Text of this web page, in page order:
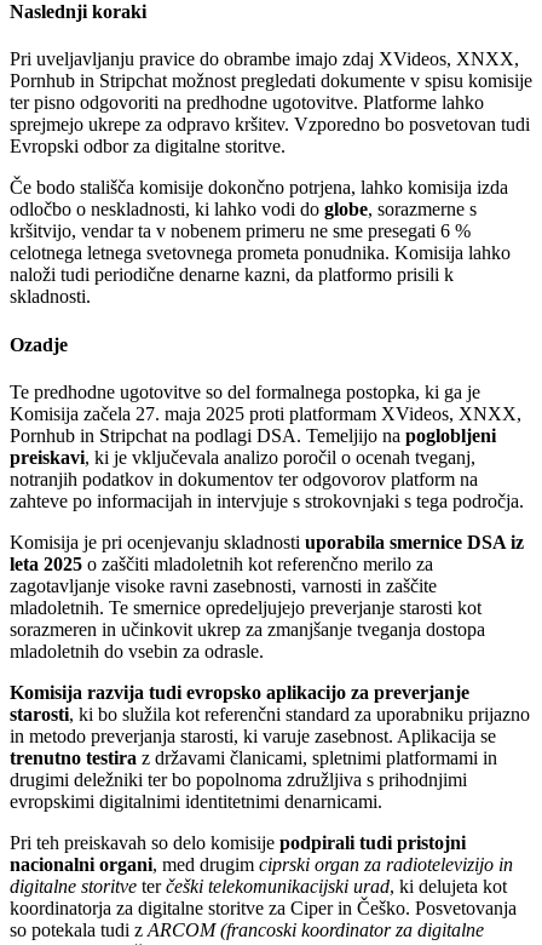
Naslednji koraki
Pri uveljavljanju pravice do obrambe imajo zdaj XVideos, XNXX,
Pornhub in Stripchat možnost pregledati dokumente v spisu komisije
ter pisno odgovoriti na predhodne ugotovitve. Platforme lahko
sprejmejo ukrepe za odpravo kršitev. Vzporedno bo posvetovan tudi
Evropski odbor za digitalne storitve.
Če bodo stališča komisije dokončno potrjena, lahko komisija izda
odločbo o neskladnosti, ki lahko vodi do globe, sorazmerne s
kršitvijo, vendar ta v nobenem primeru ne sme presegati 6 %
celotnega letnega svetovnega prometa ponudnika. Komisija lahko
naloži tudi periodične denarne kazni, da platformo prisili k
skladnosti.
Ozadje
Te predhodne ugotovitve so del formalnega postopka, ki ga je
Komisija začela 27. maja 2025 proti platformam XVideos, XNXX,
Pornhub in Stripchat na podlagi DSA. Temeljijo na poglobljeni
preiskavi, ki je vključevala analizo poročil o ocenah tveganj,
notranjih podatkov in dokumentov ter odgovorov platform na
zahteve po informacijah in intervjuje s strokovnjaki s tega področja.
Komisija je pri ocenjevanju skladnosti uporabila smernice DSA iz
leta 2025 o zaščiti mladoletnih kot referenčno merilo za
zagotavljanje visoke ravni zasebnosti, varnosti in zaščite
mladoletnih. Te smernice opredeljujejo preverjanje starosti kot
sorazmeren in učinkovit ukrep za zmanjšanje tveganja dostopa
mladoletnih do vsebin za odrasle.
Komisija razvija tudi evropsko aplikacijo za preverjanje
starosti, ki bo služila kot referenčni standard za uporabniku prijazno
in metodo preverjanja starosti, ki varuje zasebnost. Aplikacija se
trenutno testira z državami članicami, spletnimi platformami in
drugimi deležniki ter bo popolnoma združljiva s prihodnjimi
evropskimi digitalnimi identitetnimi denarnicami.
Pri teh preiskavah so delo komisije podpirali tudi pristojni
nacionalni organi, med drugim ciprski organ za radiotelevizijo in
digitalne storitve terčeški telekomunikacijski urad, ki delujeta kot
koordinatorja za digitalne storitve za Ciper in Češko. Posvetovanja
so potekala tudi z ARCOM(francoski koordinator za digitalne